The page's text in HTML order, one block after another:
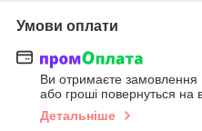
Умови оплати
Ви отримаєте замовлення
або гроші повернуться на
Детальніше